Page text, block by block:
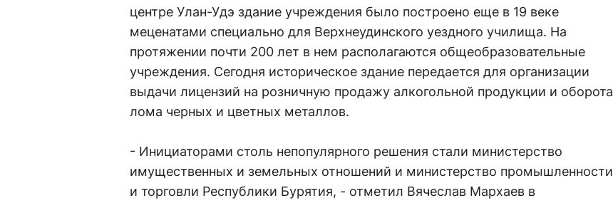
центре Улан-Удэ здание учреждения было построено еще в 19 веке
меценатами специально для Верхнеудинского уездного училища. На
протяжении почти 200 лет в нем располагаются общеобразовательные
учреждения. Сегодня историческое здание передается для организации
выдачи лицензий на розничную продажу алкогольной продукции и оборота
лома черных и цветных металлов.
- Инициаторами столь непопулярного решения стали министерство
имущественных и земельных отношений и министерство промышленности
и торговли Республики Бурятия, - отметил Вячеслав Мархаев в